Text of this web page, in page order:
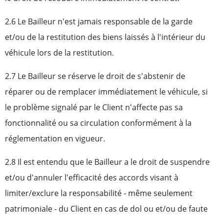
2.6 Le Bailleur n'est jamais responsable de la garde
et/ou de la restitution des biens laissés à l'intérieur du
véhicule lors de la restitution.
2.7 Le Bailleur se réserve le droit de s'abstenir de
réparer ou de remplacer immédiatement le véhicule, si
le problème signalé par le Client n'affecte pas sa
fonctionnalité ou sa circulation conformément à la
réglementation en vigueur.
2.8 Il est entendu que le Bailleur a le droit de suspendre
et/ou d'annuler l'efficacité des accords visant à
limiter/exclure la responsabilité - même seulement
patrimoniale - du Client en cas de dol ou et/ou de faute